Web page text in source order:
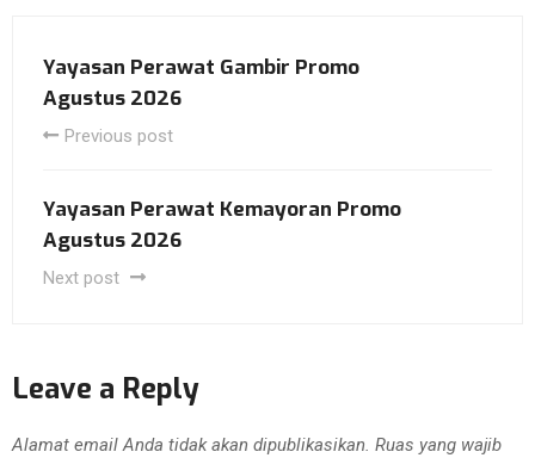
Yayasan Perawat Gambir Promo
Agustus 2026
Previous post
Yayasan Perawat Kemayoran Promo
Agustus 2026
Next post
Leave a Reply
Alamat email Anda tidak akan dipublikasikan. Ruas yang wajib